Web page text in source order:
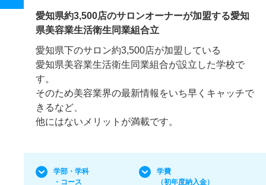
愛知県約3,500店のサロンオーナーが加盟する愛知
県美容業生活衛生同業組合立
愛知県下のサロン約3,500店が加盟している
愛知県美容業生活衛生同業組合が設立した学校で
す。
そのため美容業界の最新情報をいち早くキャッチで
きるなど、
他にはないメリットが満載です。
学部・学科
・コース
学費
（初年度納入金）